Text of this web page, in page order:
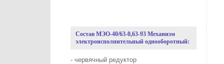
Состав МЭО-40/63-0,63-93 Механизм
электроисполнительный однооборотный:
- червячный редуктор